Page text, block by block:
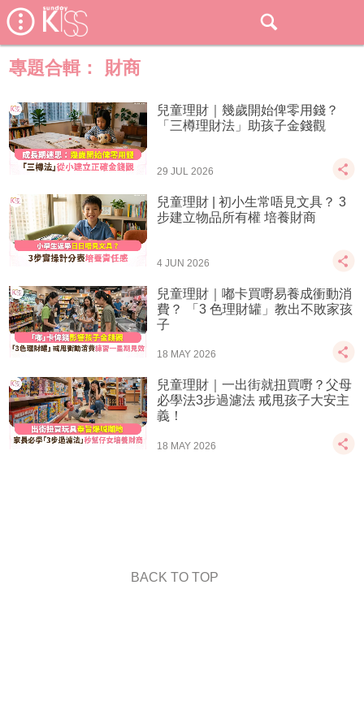
專題合輯： 財商
兒童理財｜幾歲開始俾零用錢？
「三樽理財法」助孩子金錢觀
29 JUL 2026
兒童理財 | 初小生常唔見文具？ 3
步建立物品所有權 培養財商
4 JUN 2026
兒童理財｜嘟卡買嘢易養成衝動消
費？ 「3 色理財罐」教出不敗家孩
子
18 MAY 2026
兒童理財｜一出街就扭買嘢？父母
必學法3步過濾法 戒甩孩子大安主
義！
18 MAY 2026
BACK TO TOP